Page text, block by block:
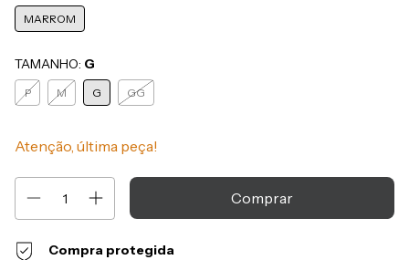
MARROM
TAMANHO: G
P M G GG
Atenção, última peça!
Compra protegida